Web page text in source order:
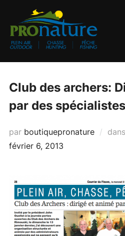
contenu
Club des archers:
par des
par boutiquepronature dans
février 6, 2013